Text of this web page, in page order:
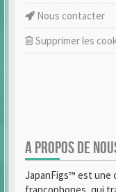
Nous contacter
Supprimer les
A PROPOS DE
JapanFigs™ est une